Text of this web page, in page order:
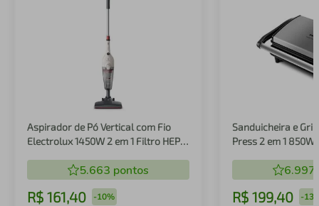
Aspirador de Pó Vertical com Fio
Electrolux 1450W 2 em 1 Filtro HEPA
5.663 pontos
R$ 161,40 -10%
Sanduicheira e
Press 2 em 1 850W
6.997
R$ 199,40 -